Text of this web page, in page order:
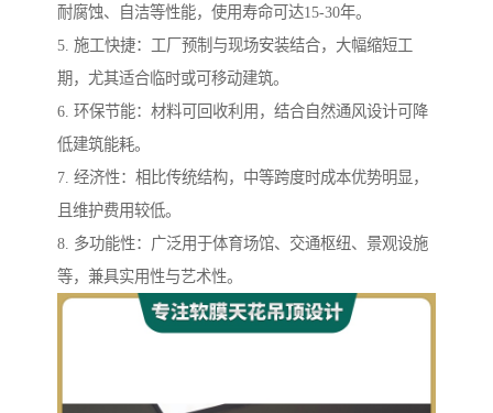
耐腐蚀、自洁等性能，使用寿命可达15-30年。
5. 施工快捷：工厂预制与现场安装结合，大幅缩短工
期，尤其适合临时或可移动建筑。
6. 环保节能：材料可回收利用，结合自然通风设计可降
低建筑能耗。
7. 经济性：相比传统结构，中等跨度时成本优势明显，
且维护费用较低。
8. 多功能性：广泛用于体育场馆、交通枢纽、景观设施
等，兼具实用性与艺术性。